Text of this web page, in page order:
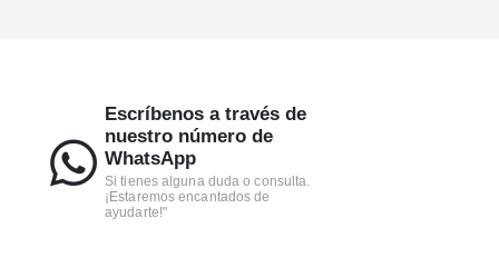
Escríbenos a través de
nuestro número de
WhatsApp
Si tienes alguna duda o consulta.
¡Estaremos encantados de
ayudarte!"